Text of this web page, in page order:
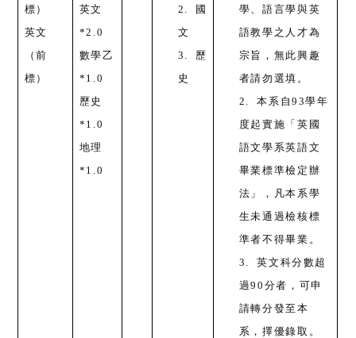
標）
英文
（前
標）
英文
*2.0
數學乙
*1.0
歷史
*1.0
地理
*1.0
2.
國
文
3. 歷
史
學、語言學與英
語教學之人才為
宗旨，無此興趣
者請勿選填。
2.本系自93學年
度起實施「英國
語文學系英語文
畢業標準檢定辦
法」，凡本系學
生未通過檢核標
準者不得畢業。
3.英文科分數超
過90分者，可申
請轉分發至本
系，擇優錄取。